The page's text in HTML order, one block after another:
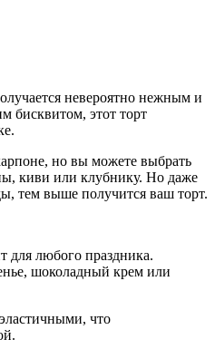
невероятно нежным и
бисквитом, этот торт
но вы можете выбрать
киви или клубнику. Но даже
тем выше получится ваш торт.
для любого праздника.
шоколадный крем или
что